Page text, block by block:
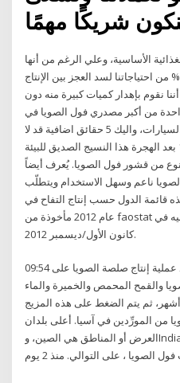
شريكًا مهمًا
الأساسية، وعلي الرغم من أنها
سلعة هامة ألا أننا نقوم باستيراد 98% من احتياجاتنا لسد العجز بين الإنتاج
نقوم بإهدار كميات كبيرة منه دون
من أكبر مصدري فول الصويا في
العالم؟ نعم، نتكلم عن شركة السيارات، واليك 5 حقائق اضافية قد لا
تعرفها عن الصانع الياباني. 4‏‏/6‏‏/1442 بعد الهجرة هذا النسيج الصديق للبيئة
من قشور فول الصويا. يُعرف أيضاً
ناعم وسهل الاستخدام ويتطلّب
قائمة الدول حسب إنتاج التفاح في
عام 2012 مأخوذة من faostat منظمة الأغذية والزراعة وصل إليه في
كانون الأول/ديسمبر 2012.
09:54 م الجمعة 04 أكتوبر 2019 تعتمد عملية إنتاج صلصة الصويا على
والقمح المحمص والخميرة والماء
المالح لفترة تتراوح بين 5 إلى 8 أشهر، ثم يتم الضغط على هذه المزيج
الصويا من المورِّدين في آسيا. أعلى بلدان
العرض أو المناطق هي الصين، وIndia، وفيتنام ، والتي توفر 99%، و1%،